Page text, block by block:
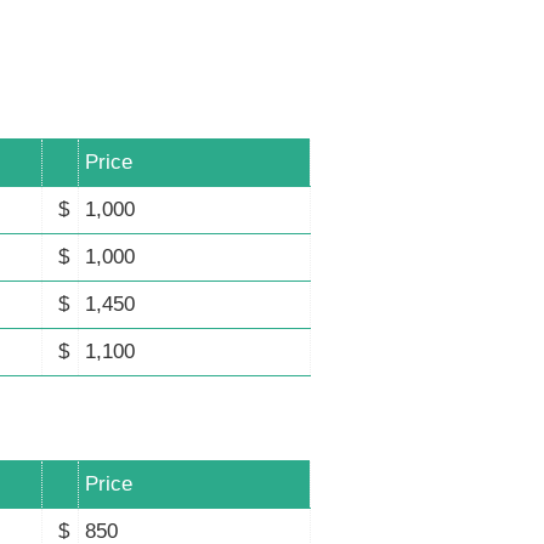
Price
$ 1,000
$ 1,000
$ 1,450
$ 1,100
Price
$ 850